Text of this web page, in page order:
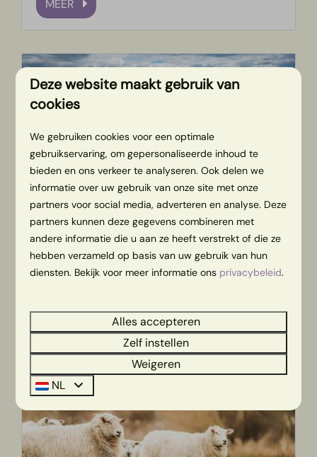
MEER
De Regge
De Regge ♒ Vakantiepark Mölke is gelegen aan
het riviertje ''De Regge'' waar je verschillende
wateractiviteiten kunt doen met een prachtige
MEER
Deze website maakt gebruik van
cookies
We gebruiken cookies voor een optimale
gebruikservaring, om gepersonaliseerde inhoud te
bieden en ons verkeer te analyseren. Ook delen we
informatie over uw gebruik van onze site met onze
partners voor social media, adverteren en analyse. Deze
partners kunnen deze gegevens combineren met
andere informatie die u aan ze heeft verstrekt of die ze
hebben verzameld op basis van uw gebruik van hun
diensten. Bekijk voor meer informatie ons privacybeleid.
Alles accepteren
Zelf instellen
Weigeren
NL